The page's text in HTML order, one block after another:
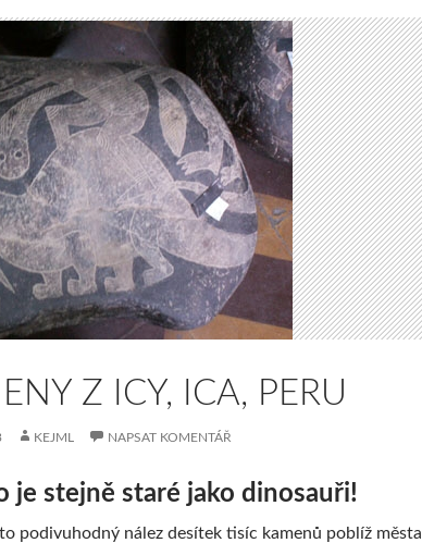
Z ICY, ICA, PERU
KEJML NAPSAT KOMENTÁŘ
je stejně staré jako dinosauři!
podivuhodný nález desítek tisíc kamenů poblíž města